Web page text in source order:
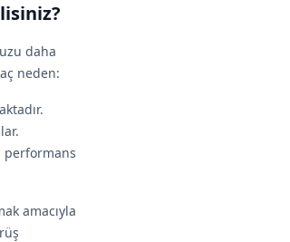
daha
neden:
performans
amacıyla